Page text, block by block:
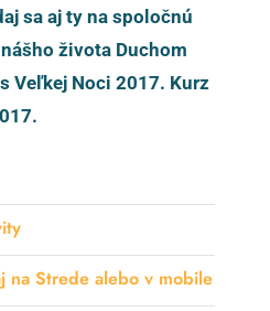
sa aj ty na spoločnú
života Duchom
Veľkej Noci 2017. Kurz
na Strede alebo v mobile